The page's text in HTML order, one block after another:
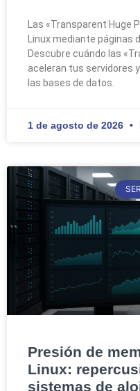
Las «Transparent Huge
Linux mediante páginas
Descubre cuándo las
aceleran tus servidores
las bases de datos.
1 de agosto de 2026
Presión de
Linux:
sistemas de